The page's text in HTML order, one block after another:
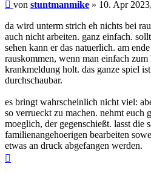
von stuntmanmike » 10. Apr
da wird unterm strich eh nichts bei
auch nicht arbeiten. ganz einfach.
sehen kann er das natuerlich. am
rauskommen, wenn man einfach zum
krankmeldung holt. das ganze spiel
durchschaubar.
es bringt wahrscheinlich nicht viel:
so verrueckt zu machen. nehmt euch
moeglich, der gegenschießt. lasst die
familienangehoerigen bearbeiten
etwas an druck abgefangen werden.